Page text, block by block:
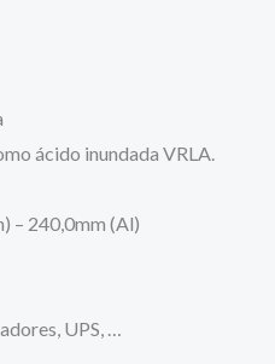
ácido inundada VRLA.
– 240,0mm (Al)
UPS, …